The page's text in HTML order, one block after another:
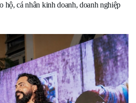
hộ, cá nhân kinh doanh, doanh nghiệp